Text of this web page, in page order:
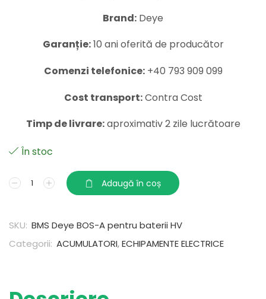
Brand: Deye
Garanție:10 ani oferită de producător
Comenzi telefonice:+40 793 909 099
Cost transport:Contra Cost
Timp de livrare:aproximativ 2 zile lucrătoare
În stoc
Adaugă în coș
SKU: BMS Deye BOS-A pentru baterii HV
Categorii: ACUMULATORI,ECHIPAMENTE ELECTRICE